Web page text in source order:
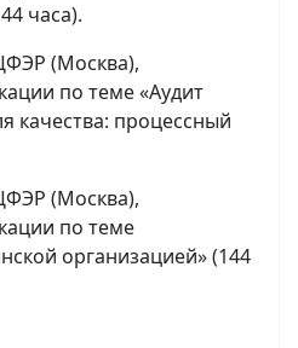
часа).
(Москва),
по теме «Аудит
качества: процессный
(Москва),
по теме
организацией» (144